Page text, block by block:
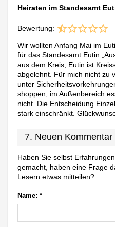
Heiraten im Standesamt
Bewertung:
Wir wollten Anfang Mai im
für das Standesamt Eutin
aus dem Kreis, Eutin ist
abgelehnt. Für mich nicht zu
unter
shoppen, im Außenbereich
nicht. Die Entscheidung
stark einschränkt.
7. Neuen Kommentar
Haben Sie selbst
gemacht, haben eine Frage
Lesern etwas mitteilen?
Name: *